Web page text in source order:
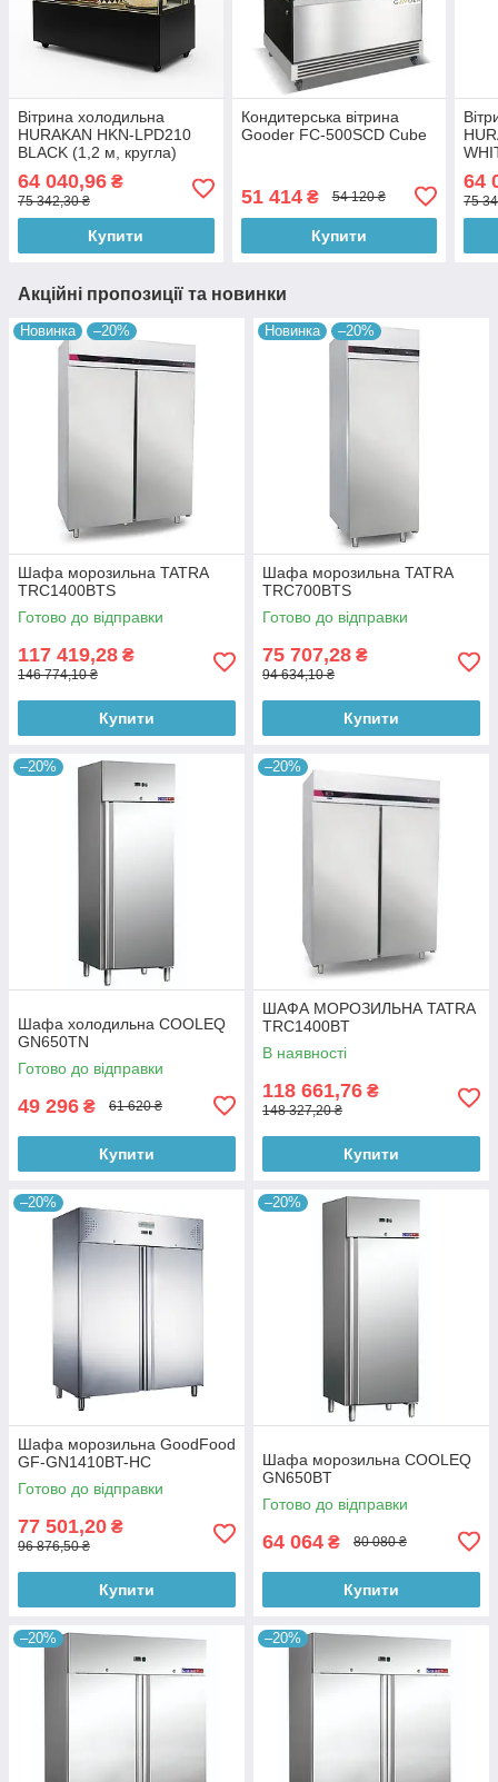
Вітрина холодильна
HURAKAN HKN-LPD210
BLACK (1,2 м, кругла)
64 040,96 ₴
75 342,30 ₴
Купити
Кондитерська вітрина
Gooder FC-500SCD Cube
51 414₴ 54 120 ₴
Купити
64
75
Акційні пропозиції та новинки
Новинка –20%
Шафа морозильна TATRA
TRC1400BTS
Готово до відправки
117 419,28 ₴
146 774,10 ₴
Купити
Новинка –20%
Шафа морозильна TATRA
TRC700BTS
Готово до відправки
75 707,28 ₴
94 634,10 ₴
Купити
–20%
Шафа холодильна COOLEQ
GN650TN
Готово до відправки
49 296 ₴ 61 620 ₴
Купити
–20%
ШАФА МОРОЗИЛЬНА TATRA
TRC1400BT
В наявності
118 661,76 ₴
148 327,20 ₴
Купити
–20%
Шафа морозильна GoodFood
GF-GN1410BT-HC
Готово до відправки
77 501,20 ₴
96 876,50 ₴
Купити
–20%
Шафа морозильна COOLEQ
GN650BT
Готово до відправки
64 064 ₴ 80 080 ₴
Купити
–20% –20%